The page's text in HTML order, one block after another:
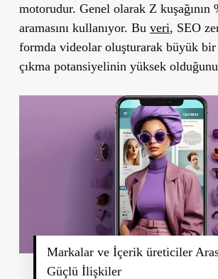
motorudur. Genel olarak Z kuşağının
aramasını kullanıyor. Bu veri, SEO
formda videolar oluşturarak büyük
çıkma potansiyelinin yüksek
Markalar ve İçerik üreticiler
Güçlü İlişkiler